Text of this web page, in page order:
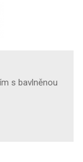
s bavlněnou